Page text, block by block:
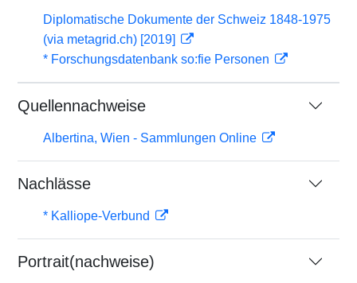
Diplomatische Dokumente der Schweiz 1848-1975
(via metagrid.ch) [2019]
* Forschungsdatenbank so:fie Personen
Quellennachweise
Albertina, Wien - Sammlungen Online
Nachlässe
* Kalliope-Verbund
Portrait(nachweise)